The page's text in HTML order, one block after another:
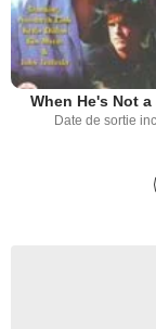
When He's Not a
Date de sortie